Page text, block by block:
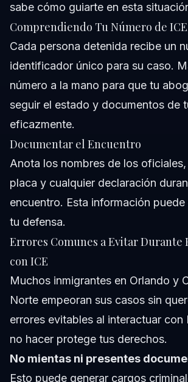
sabe cómo guiarte en esta
Comprendiendo Tu Número de ICE
Cada persona detenida recibe un
identificador único para su caso.
número a la mano para que tu
seguir el estado y documentos de
eficazmente.
Documentar el Encuentro
Anota los nombres de los
placa y cualquier declaración
encuentro. Esta información
tu defensa.
Errores Comunes a Evitar Durante
con ICE
Muchos inmigrantes en Orlando y
Norte empeoran sus casos sin
errores evitables al interactuar con
no hacer protege tus derechos.
No mientas ni presentes
Esto puede generar cargos